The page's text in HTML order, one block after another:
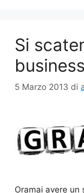
Si
5 Marzo 2013 di
Oramai avere